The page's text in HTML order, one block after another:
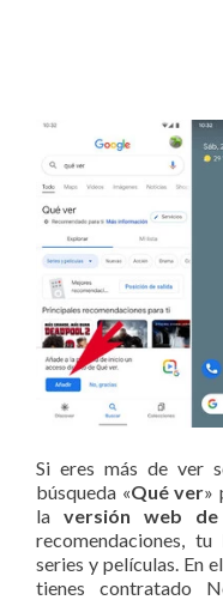
Si eres más de ver
búsqueda «Qué ver»
laversión web
recomendaciones,
series y películas. En
tienes contratado